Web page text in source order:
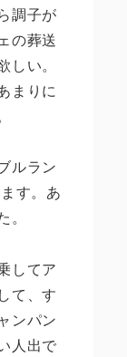
調子が
の葬送
い。
まりに
ルラン
す。あ
してア
て、す
ンパン
人出で